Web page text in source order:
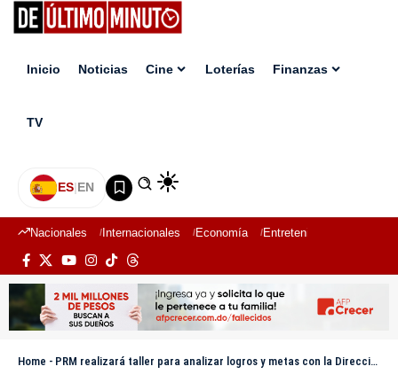
Inicio Noticias Cine Loterías Finanzas
TV
ES|EN
Nacionales Internacionales Economía Entretenimiento
Home - PRM realizará taller para analizar logros y metas con la Dirección Ejecutiva